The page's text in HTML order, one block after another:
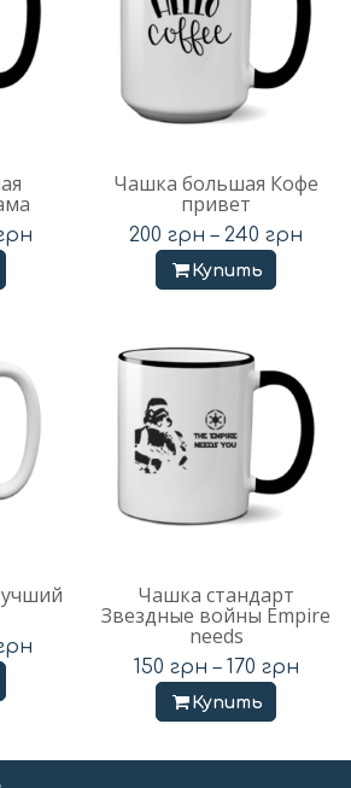
Чашка большая Кофе
привет
200 грн – 240 грн
Купить
Чашка стандарт
Звездные войны Empire
needs
150 грн – 170 грн
Купить